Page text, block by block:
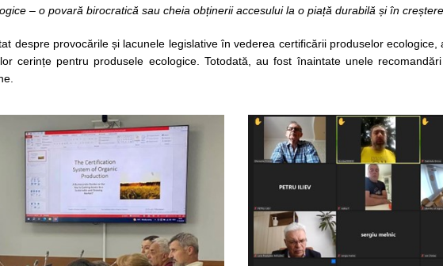
– o povară birocratică sau cheia obținerii accesului la o piață durabilă și în
despre provocările și lacunele legislative în vederea certificării produselor
cerințe pentru produsele ecologice. Totodată, au fost înaintate unele